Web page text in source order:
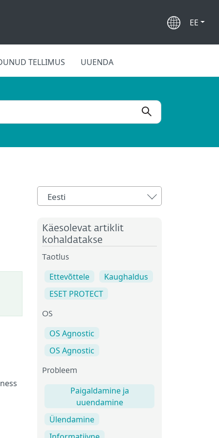
EE
TELLIMUS UUENDA
Eesti
Käesolevat artiklit
kohaldatakse
Taotlus
Ettevõttele
Kaughaldus
ESET PROTECT
OS
OS Agnostic
OS Agnostic
Probleem
Paigaldamine ja
uuendamine
Ülendamine